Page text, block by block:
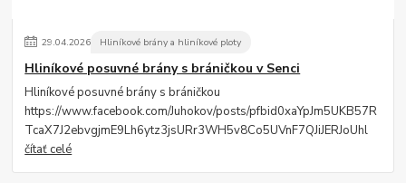
29.04.2026 Hliníkové brány a hliníkové ploty
Hliníkové posuvné brány s bráničkou v Senci
Hliníkové posuvné brány s bráničkou
https://www.facebook.com/Juhokov/posts/pfbid0xaYpJm5UKB57R
TcaX7J2ebvgjmE9Lh6ytz3jsURr3WH5v8Co5UVnF7QJiJERJoUhl
čítať celé